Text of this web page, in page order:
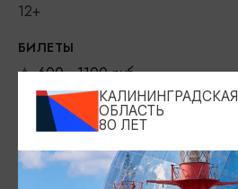
12+
БИЛЕТЫ
600 - 1100 руб.
ОФИЦИАЛЬНЫЙ САЙТ
https://muzteatr39.ru/
VKONTAKTE
КАЛИНИНГРАДСКАЯ
ОБЛАСТЬ
80 ЛЕТ